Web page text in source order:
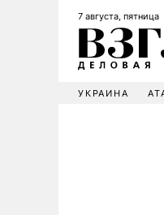
7 августа, пятница
УКРАИНА